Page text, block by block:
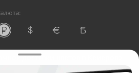
доставки цветов в Кемерово